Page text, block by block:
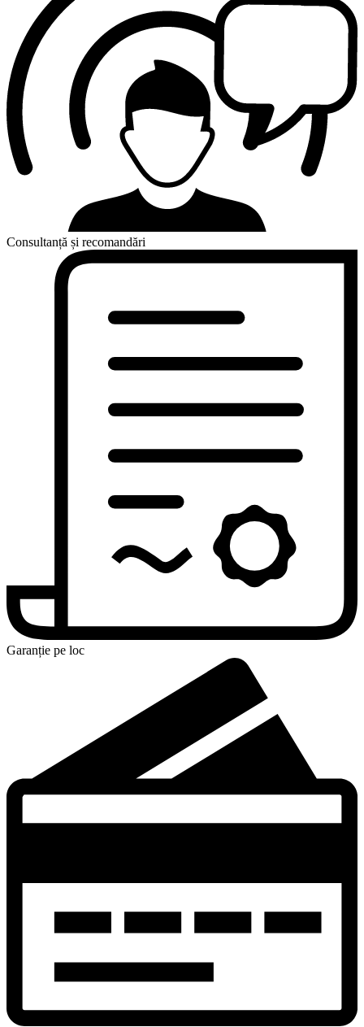
Consultanță și recomandări
Garanție pe loc